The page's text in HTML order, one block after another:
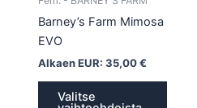
Barney’s Farm Mimosa
EVO
Alkaen EUR: 35,00€
Valitse